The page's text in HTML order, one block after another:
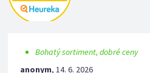
Bohatý sortiment, dobré ceny
anonym,14. 6. 2026